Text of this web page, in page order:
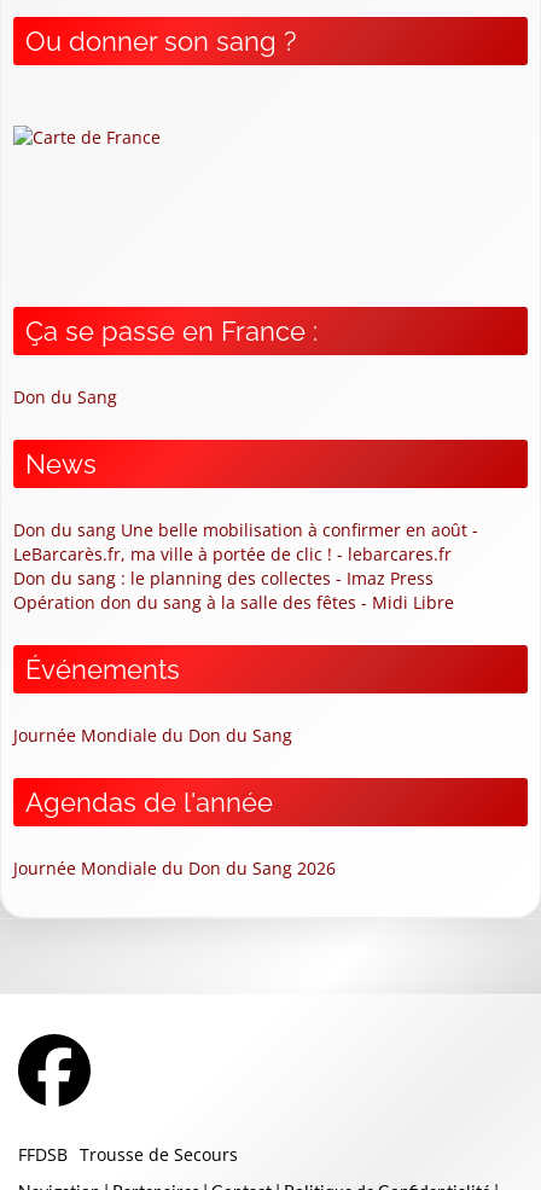
Ou donner son sang ?
Ça se passe en France :
Don du Sang
News
Don du sang Une belle mobilisation à confirmer en août -
LeBarcarès.fr, ma ville à portée de clic ! - lebarcares.fr
Don du sang : le planning des collectes - Imaz Press
Opération don du sang à la salle des fêtes - Midi Libre
Événements
Journée Mondiale du Don du Sang
Agendas de l'année
Journée Mondiale du Don du Sang 2026
FFDSB Trousse de Secours